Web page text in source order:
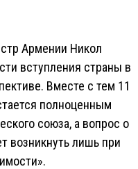
Армении Никол
вступления страны в
Вместе с тем 11
полноценным
союза, а вопрос о
возникнуть лишь при